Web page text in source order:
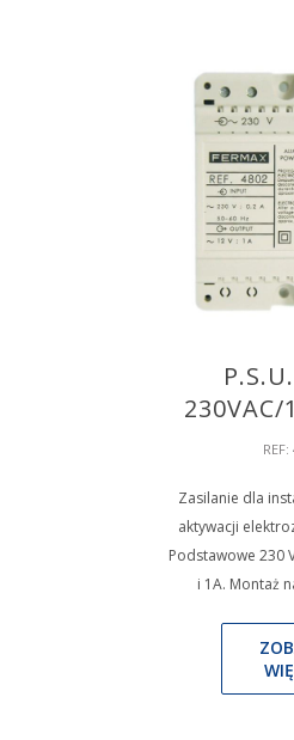
230VAC/
Zasilanie dla
aktywacji
Podstawowe 230
i 1A. Montaż